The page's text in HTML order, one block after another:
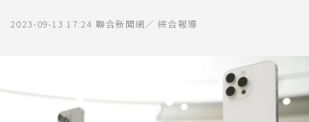
2023-09-13 17:24 聯合新聞網／ 綜合報導